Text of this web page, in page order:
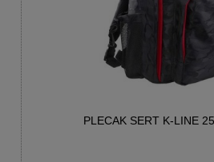
PLECAK SERT K-LINE